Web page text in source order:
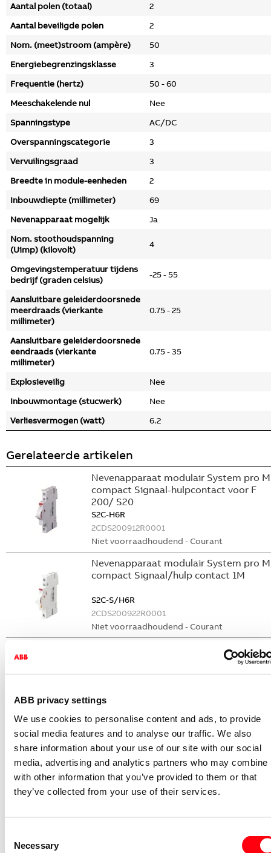
ABB privacy settings
We use cookies to personalise content and ads, to provide
social media features and to analyse our traffic. We also
share information about your use of our site with our social
media, advertising and analytics partners who may combine
with other information that you’ve provided to them or that
they’ve collected from your use of their services.
Selection
Necessary
Aantal polen (totaal)
2
Aantal beveiligde polen
2
Nom. (meet)stroom (ampère)
50
Energiebegrenzingsklasse
3
Frequentie (hertz)
50 - 60
Meeschakelende nul
Nee
Spanningstype
AC/DC
Overspanningscategorie
3
Vervuilingsgraad
3
Breedte in module-eenheden
2
Inbouwdiepte (millimeter)
69
Nevenapparaat mogelijk
Ja
Nom. stoothoudspanning
(Uimp) (kilovolt)
4
Omgevingstemperatuur tijdens
bedrijf (graden celsius)
-25 - 55
Aansluitbare geleiderdoorsnede
meerdraads (vierkante
millimeter)
0.75 - 25
Aansluitbare geleiderdoorsnede
eendraads (vierkante
millimeter)
0.75 - 35
Explosieveilig
Nee
Inbouwmontage (stucwerk)
Nee
Verliesvermogen (watt)
6.2
Gerelateerde artikelen
Nevenapparaat modulair System pro M
compact Signaal-hulpcontact voor F
200/ S20
S2C-H6R
2CDS200912R0001
Niet voorraadhoudend - Courant
Nevenapparaat modulair System pro M
compact Signaal/hulp contact 1M
S2C-S/H6R
2CDS200922R0001
Niet voorraadhoudend - Courant
Nevenapparaat modulair System pro M
2CDS200946R0001
Nevenapparaat modulair System pro M
compact Hulpcontact 1M+1V
2CDS200936R0001
Niet voorraadhoudend - Courant